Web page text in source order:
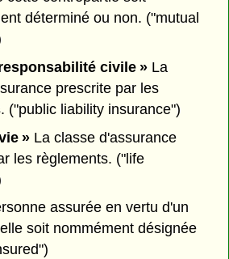
déterminé ou non. ("mutual
civile »La
prescrite par les
("public liability insurance")
»La classe d'assurance
les règlements. ("life
assurée en vertu d'un
soit nommément désignée